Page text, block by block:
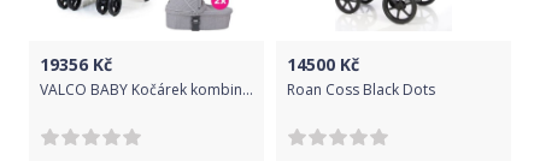
19356 Kč
VALCO BABY Kočárek kombinovaný Snap Ultra Duo Tailor Made Grey Marle
14500 Kč
Roan Coss Black Dots